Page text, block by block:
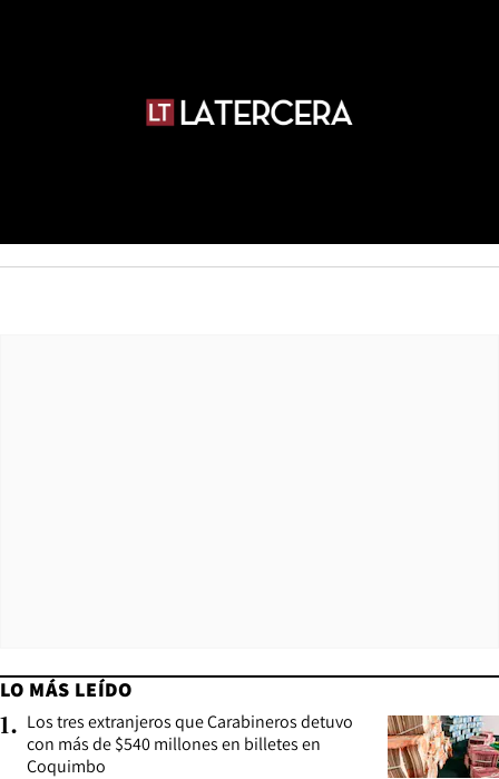
LO MÁS LEÍDO
1. Los tres extranjeros que Carabineros detuvo
con más de $540 millones en billetes en
Coquimbo